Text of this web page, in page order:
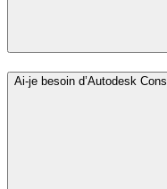
Ai-je besoin d’Autodesk